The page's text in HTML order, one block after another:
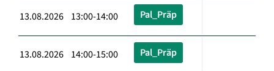
13.08.2026 13:00-14:00 Pal_Präp
13.08.2026 14:00-15:00 Pal_Präp